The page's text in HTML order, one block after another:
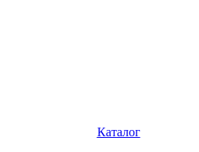
Каталог